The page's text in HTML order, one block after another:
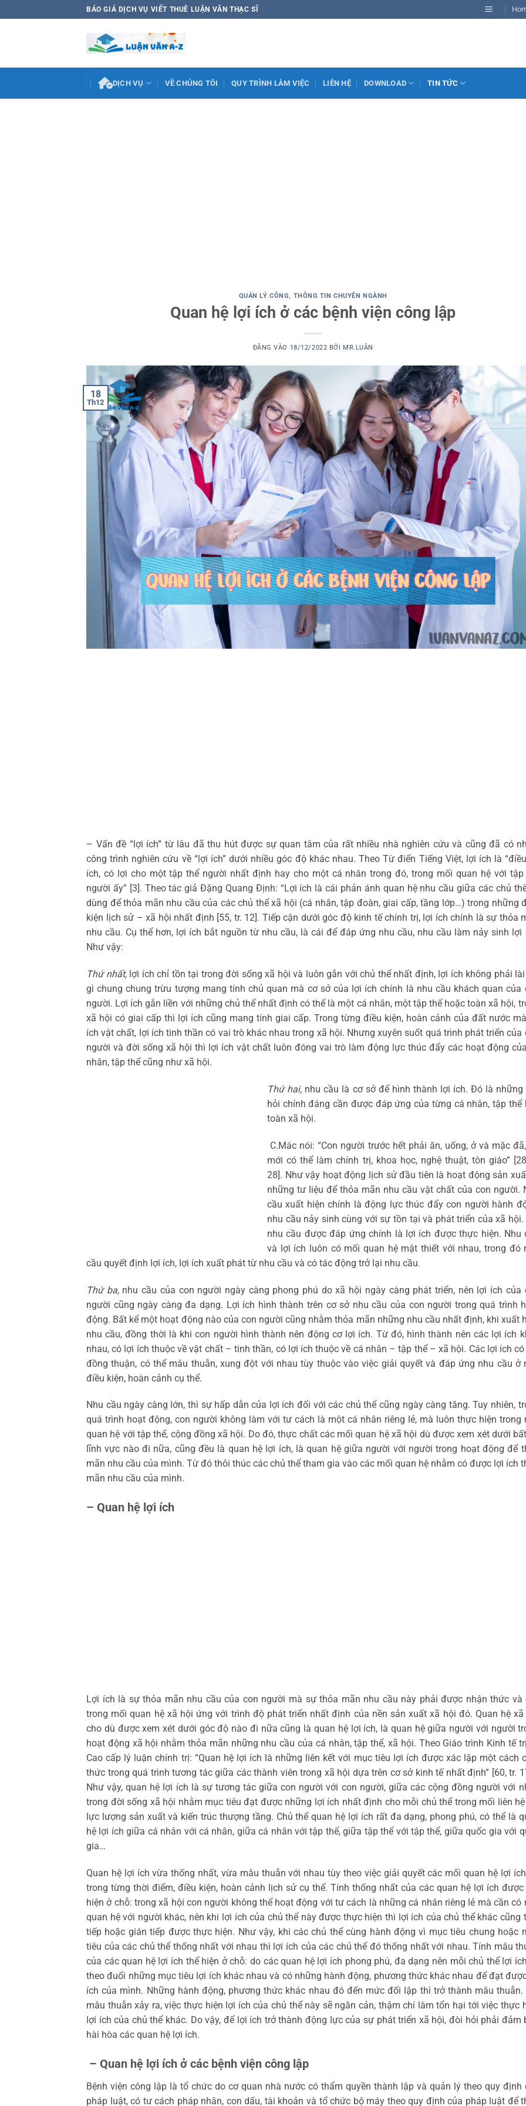
qua
BÁO GIÁ DỊCH VỤ VIẾT THUÊ LUẬN VĂN THẠC SĨ
DỊCH VỤ VỀ CHÚNG TÔI QUY TRÌNH LÀM VIỆC LIÊN HỆ DOWNLOAD TIN TỨC
QUẢN LÝ CÔNG, THÔNG TIN CHUYÊN NGÀNH
Quan hệ lợi ích ở các bệnh viện công lập
ĐĂNG VÀO 18/12/2022 BỞI MR.LUÂN
18
Th12
– Vấn đề “lợi ích” từ lâu đã thu hút được sự quan tâm của rất nhiều nhà nghiên cứu và cũng đã có
công trình nghiên cứu về “lợi ích” dưới nhiều góc độ khác nhau. Theo Từ điển Tiếng Việt, lợi ích là
ích, có lợi cho một tập thể người nhất định hay cho một cá nhân trong đó, trong mối quan hệ với tập
người ấy” [3]. Theo tác giả Đặng Quang Định: “Lợi ích là cái phản ánh quan hệ nhu cầu giữa các chủ
dùng để thỏa mãn nhu cầu của các chủ thể xã hội (cá nhân, tập đoàn, giai cấp, tầng lớp…) trong những
kiện lịch sử – xã hội nhất định [55, tr. 12]. Tiếp cận dưới góc độ kinh tế chính trị, lợi ích chính là sự thỏa
nhu cầu. Cụ thể hơn, lợi ích bắt nguồn từ nhu cầu, là cái để đáp ứng nhu cầu, nhu cầu làm nảy sinh lợi
Như vậy:
Thứ nhất, lợi ích chỉ tồn tại trong đời sống xã hội và luôn gắn với chủ thể nhất định, lợi ích không phải
gì chung chung trừu tượng mang tính chủ quan mà cơ sở của lợi ích chính là nhu cầu khách quan của
người. Lợi ích gắn liền với những chủ thể nhất định có thể là một cá nhân, một tập thể hoặc toàn xã hội,
xã hội có giai cấp thì lợi ích cũng mang tính giai cấp. Trong từng điều kiện, hoàn cảnh của đất nước
ích vật chất, lợi ích tinh thần có vai trò khác nhau trong xã hội. Nhưng xuyên suốt quá trình phát triển của
người và đời sống xã hội thì lợi ích vật chất luôn đóng vai trò làm động lực thúc đẩy các hoạt động
nhân, tập thể cũng như xã hội.
Thứ hai, nhu cầu là cơ sở để hình thành lợi ích. Đó là những
hỏi chính đáng cần được đáp ứng của từng cá nhân, tập thể
toàn xã hội.
C.Mác nói: “Con người trước hết phải ăn, uống, ở và mặc
mới có thể làm chính trị, khoa học, nghệ thuật, tôn giáo”
28]. Như vậy hoạt động lịch sử đầu tiên là hoạt động sản
những tư liệu để thỏa mãn nhu cầu vật chất của con người.
cầu xuất hiện chính là động lực thúc đẩy con người hành
nhu cầu nảy sinh cùng với sự tồn tại và phát triển của xã hội.
nhu cầu được đáp ứng chính là lợi ích được thực hiện. Nhu
và lợi ích luôn có mối quan hệ mật thiết với nhau, trong đó
cầu quyết định lợi ích, lợi ích xuất phát từ nhu cầu và có tác động trở lại nhu cầu.
Thứ ba, nhu cầu của con người ngày càng phong phú do xã hội ngày càng phát triển, nên lợi ích của
người cũng ngày càng đa dạng. Lợi ích hình thành trên cơ sở nhu cầu của con người trong quá trình
động. Bất kể một hoạt động nào của con người cũng nhằm thỏa mãn những nhu cầu nhất định, khi xuất
nhu cầu, đồng thời là khi con người hình thành nên động cơ lợi ích. Từ đó, hình thành nên các lợi ích
nhau, có lợi ích thuộc về vật chất – tinh thần, có lợi ích thuộc về cá nhân – tập thể – xã hội. Các lợi ích
đồng thuận, có thể mâu thuẫn, xung đột với nhau tùy thuộc vào việc giải quyết và đáp ứng nhu cầu ở
điều kiện, hoàn cảnh cụ thể.
Nhu cầu ngày càng lớn, thì sự hấp dẫn của lợi ích đối với các chủ thể cũng ngày càng tăng. Tuy nhiên,
quá trình hoạt động, con người không làm với tư cách là một cá nhân riêng lẻ, mà luôn thực hiện trong
quan hệ với tập thể, cộng đồng xã hội. Do đó, thực chất các mối quan hệ xã hội dù được xem xét dưới
lĩnh vực nào đi nữa, cũng đều là quan hệ lợi ích, là quan hệ giữa người với người trong hoạt động để
mãn nhu cầu của mình. Từ đó thôi thúc các chủ thể tham gia vào các mối quan hệ nhằm có được lợi ích
mãn nhu cầu của mình.
– Quan hệ lợi ích
Lợi ích là sự thỏa mãn nhu cầu của con người mà sự thỏa mãn nhu cầu này phải được nhận thức và
trong mối quan hệ xã hội ứng với trình độ phát triển nhất định của nền sản xuất xã hội đó. Quan hệ xã
cho dù được xem xét dưới góc độ nào đi nữa cũng là quan hệ lợi ích, là quan hệ giữa người với người
hoạt động xã hội nhằm thỏa mãn những nhu cầu của cá nhân, tập thể, xã hội. Theo Giáo trình Kinh tế
Cao cấp lý luận chính trị: “Quan hệ lợi ích là những liên kết với mục tiêu lợi ích được xác lập một cách
thức trong quá trình tương tác giữa các thành viên trong xã hội dựa trên cơ sở kinh tế nhất định” [60, tr.
Như vậy, quan hệ lợi ích là sự tương tác giữa con người với con người, giữa các cộng đồng người với
trong đời sống xã hội nhằm mục tiêu đạt được những lợi ích nhất định cho mỗi chủ thể trong mối liên
lực lượng sản xuất và kiến trúc thượng tầng. Chủ thể quan hệ lợi ích rất đa dạng, phong phú, có thể là
hệ lợi ích giữa cá nhân với cá nhân, giữa cá nhân với tập thể, giữa tập thể với tập thể, giữa quốc gia với
gia…
Quan hệ lợi ích vừa thống nhất, vừa mâu thuẫn với nhau tùy theo việc giải quyết các mối quan hệ lợi
trong từng thời điểm, điều kiện, hoàn cảnh lịch sử cụ thể. Tính thống nhất của các quan hệ lợi ích được
hiện ở chỗ: trong xã hội con người không thể hoạt động với tư cách là những cá nhân riêng lẻ mà cần có
quan hệ với người khác, nên khi lợi ích của chủ thể này được thực hiện thì lợi ích của chủ thể khác cũng
tiếp hoặc gián tiếp được thực hiện. Như vậy, khi các chủ thể cùng hành động vì mục tiêu chung hoặc
tiêu của các chủ thể thống nhất với nhau thì lợi ích của các chủ thể đó thống nhất với nhau. Tính mâu
của các quan hệ lợi ích thể hiện ở chỗ: do các quan hệ lợi ích phong phú, đa dạng nên mỗi chủ thể lợi
theo đuổi những mục tiêu lợi ích khác nhau và có những hành động, phương thức khác nhau để đạt
ích của mình. Những hành động, phương thức khác nhau đó đến mức đối lập thì trở thành mâu thuẫn.
mâu thuẫn xảy ra, việc thực hiện lợi ích của chủ thể này sẽ ngăn cản, thậm chí làm tổn hại tới việc thực
lợi ích của chủ thể khác. Do vậy, để lợi ích trở thành động lực của sự phát triển xã hội, đòi hỏi phải đảm
hài hòa các quan hệ lợi ích.
– Quan hệ lợi ích ở các bệnh viện công lập
Bệnh viện công lập là tổ chức do cơ quan nhà nước có thẩm quyền thành lập và quản lý theo quy định
pháp luật, có tư cách pháp nhân, con dấu, tài khoản và tổ chức bộ máy theo quy định của pháp luật để
Dịch vụ viết
thuê luận văn
thạc sĩ